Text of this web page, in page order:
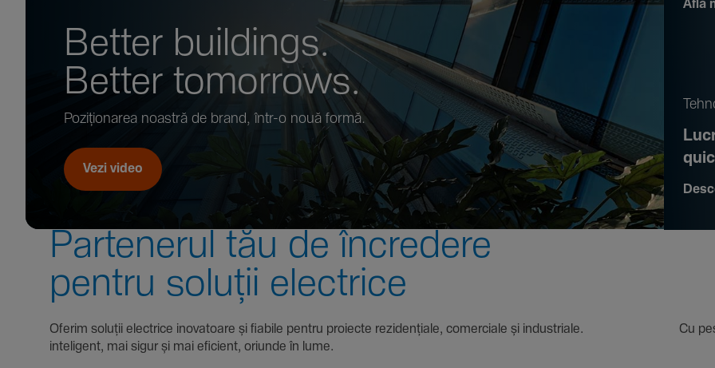
Better buil­dings.
Better tomor­rows.
Pozi­țio­narea noastră de brand, într-o nouă formă.
Vezi video
Află
Parte­nerul tău de încre­dere
pentru soluții electrice
Oferim soluții electrice inova­toare și fiabile pentru proiecte rezi­den­țiale, comer­ciale și indus­triale. Cu peste
inte­li­gent, mai sigur și mai eficient, oriunde în lume.